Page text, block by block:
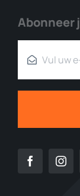
Abonneer